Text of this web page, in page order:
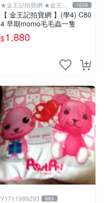
★金王記拍寶網 ★金王記
拍寶趣
1639
【 金王記拍寶網 】(學4) C80
4 早期momo毛毛蟲一隻
$1,880
Y1711989293 883